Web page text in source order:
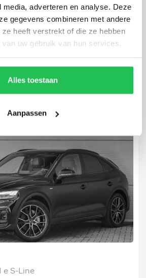
adverteren en analyse. Deze
gegevens combineren met andere
ze heeft verstrekt of die ze hebben
uw gebruik van hun services.
Alles toestaan
Aanpassen
e-tron
kWh
e S-Line